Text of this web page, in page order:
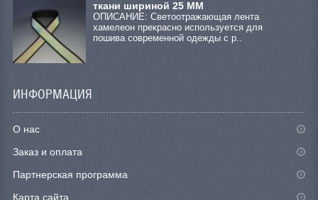
ткани шириной 25 ММ
ОПИСАНИЕ: Светоотражающая лента
хамелеон прекрасно используется для
пошива современной одежды с р..
ИНФОРМАЦИЯ
О нас
Заказ и оплата
Партнерская программа
Карта сайта